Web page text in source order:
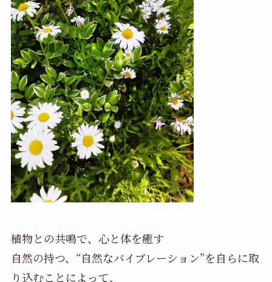
植物との共鳴で、心と体を癒す
自然の持つ、“自然なバイブレーション”を自らに取
り込むことによって、